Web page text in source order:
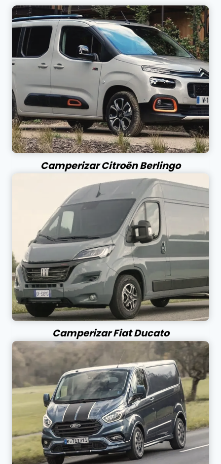
Camperizar Citroën Berlingo
Camperizar Fiat Ducato